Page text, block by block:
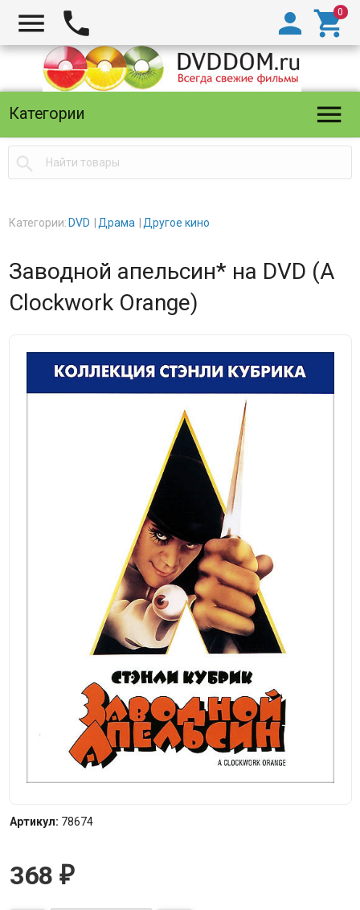
  

Категории 

Категории: DVD Драма Другое кино
Заводной апельсин* на DVD (A
Clockwork Orange)
Артикул: 78674
368 ₽